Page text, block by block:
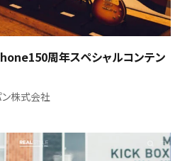
周年スペシャルコンテン
ン株式会社